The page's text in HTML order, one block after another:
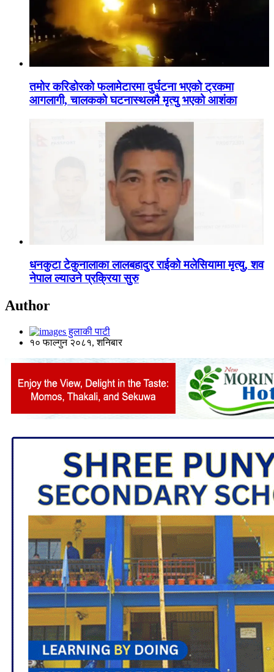
तमोर करिडोरको फलामेटारमा दुर्घटना भएको ट्रकमा
आगलागी, चालकको घटनास्थलमै मृत्यु भएको आशंका
धनकुटा टेकुनालाका लालबहादुर राईको मलेसियामा मृत्यु, शव
नेपाल ल्याउने प्रक्रिया सुरु
Author
हुलाकी पाटी
१० फाल्गुन २०८१, शनिबार